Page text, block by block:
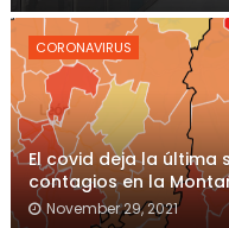
CORONAVIRUS
El covid deja la última
contagios en la
November 29, 2021